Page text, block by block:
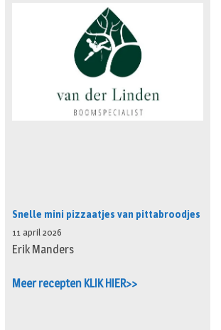
Snelle mini pizzaatjes van pittabroodjes
11 april 2026
Erik Manders
Meer recepten KLIK HIER>>